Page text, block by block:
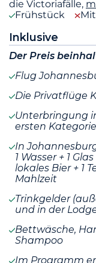
die Victoriafälle,
Frühstück
Inklusive
Der Preis
Flug
Die Privatflüge
Unterbringung
ersten
In
1 Wasser + 1
lokales Bier + 1
Mahlzeit
Trinkgelder
und in der
Bettwäsche,
Shampoo
Im Programm